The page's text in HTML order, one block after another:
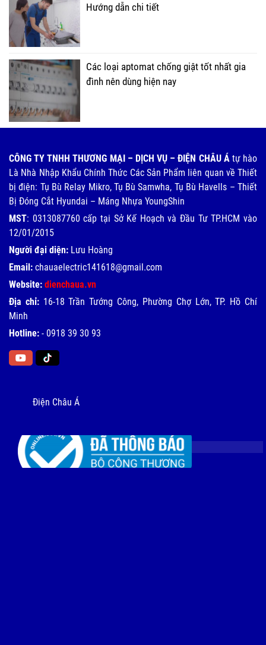
Hướng dẫn chi tiết
Các loại aptomat chống giật tốt nhất gia
đình nên dùng hiện nay
CÔNG TY TNHH THƯƠNG MẠI – DỊCH VỤ – ĐIỆN CHÂU Á tự hào
Là Nhà Nhập Khẩu Chính Thức Các Sản Phẩm liên quan về Thiết
bị điện: Tụ Bù Relay Mikro, Tụ Bù Samwha, Tụ Bù Havells – Thiết
Bị Đóng Cắt Hyundai – Máng Nhựa YoungShin
MST: 0313087760 cấp tại Sở Kế Hoạch và Đầu Tư TP.HCM vào
12/01/2015
Người đại diện: Lưu Hoàng
Email: chauaelectric141618@gmail.com
Website: dienchaua.vn
Địa chỉ: 16-18 Trần Tướng Công, Phường Chợ Lớn, TP. Hồ Chí
Minh
Hotline: - 0918 39 30 93
Điện Châu Á